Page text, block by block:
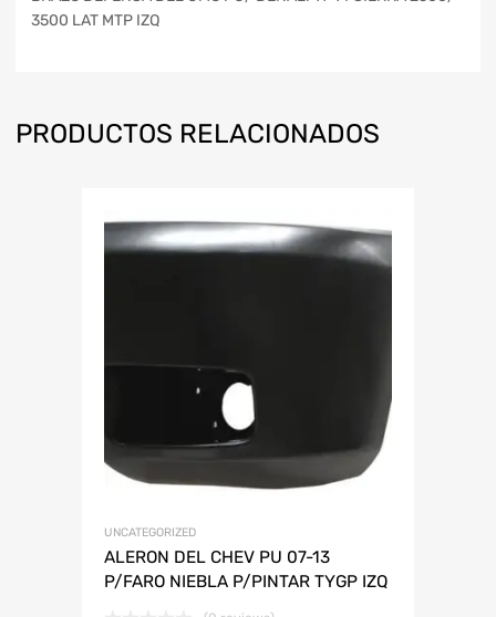
3500 LAT MTP IZQ
PRODUCTOS RELACIONADOS
UNCATEGORIZED
ALERON DEL CHEV PU 07-13
P/FARO NIEBLA P/PINTAR TYGP IZQ